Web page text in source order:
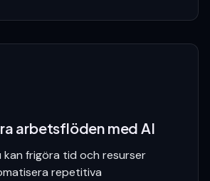
arbetsflöden med AI
frigöra tid och resurser
repetitiva